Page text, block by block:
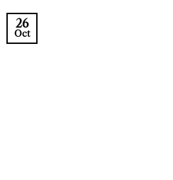
26
Oct